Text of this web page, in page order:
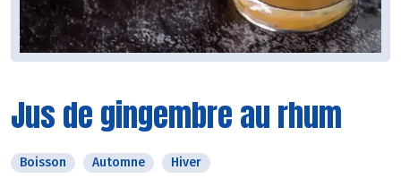
Jus de gingembre au rhum
Boisson Automne Hiver